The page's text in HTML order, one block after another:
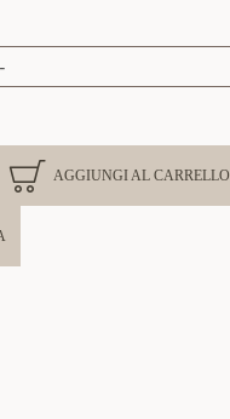
AGGIUNGI AL CARRELLO